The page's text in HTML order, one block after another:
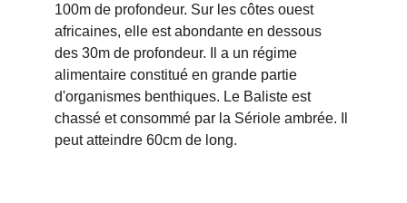
100m de profondeur. Sur les côtes ouest
africaines, elle est abondante en dessous
des 30m de profondeur. Il a un régime
alimentaire constitué en grande partie
d'organismes benthiques. Le Baliste est
chassé et consommé par la Sériole ambrée. Il
peut atteindre 60cm de long.